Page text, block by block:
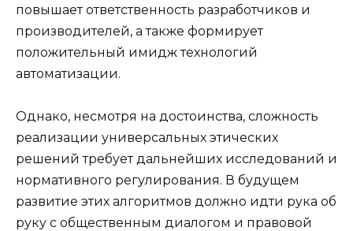
повышает ответственность разработчиков и
производителей, а также формирует
положительный имидж технологий
автоматизации.
Однако, несмотря на достоинства, сложность
реализации универсальных этических
решений требует дальнейших исследований и
нормативного регулирования. В будущем
развитие этих алгоритмов должно идти рука об
руку с общественным диалогом и правовой